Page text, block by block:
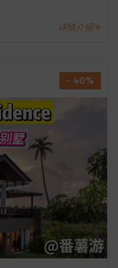
详情介绍
- 40%